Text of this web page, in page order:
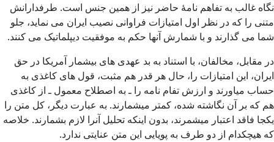
نگاه غالب به تفاهم نامۀ حاضر نیز از همین جنس است. طرفدارانش
متنی را که در نظر اول امتیازات فراوانی نصیب ایران می نماید، جلو
شما می گذارند و با شمارش آنها حکم به موفقیت دیپلماتیک می کنند.
در مقابل، مخالفان، با استناد به بد عهدی های بیشمار آمریکا در حق
ایران، این امتیازات را، حال هر قدر هم مثبت، قول های کاغذی به
حساب میاورند و ارزش تفام نامه را ـ به اصطلاح معمول ـ از کاغذی
هم که بر آن نگاشته شده، کمتر میشمارند. به عبارت دیگر، کل متن را
یکجا فاقد اعتبار میشمرند، بدون اینکه تحلیل آنرا لازم بشمارند. خلاصه
که هیچکدام از دو طرف به پویایی این متن عنایتی ندارد.